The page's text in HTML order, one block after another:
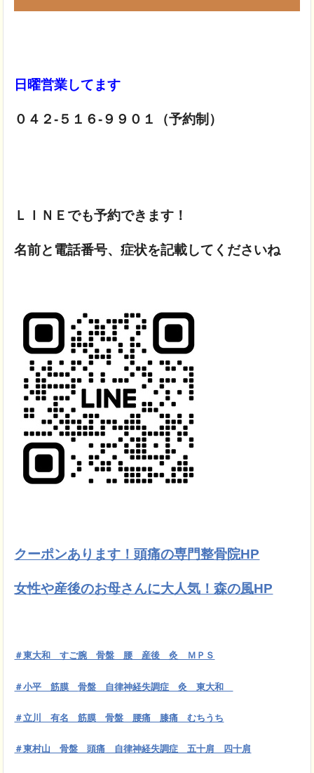
日曜営業してます
０４２-５１６-９９０１（予約制）
ＬＩＮＥでも予約できます！
名前と電話番号、症状を記載してくださいね
クーポンあります！頭痛の専門整骨院HP
女性や産後のお母さんに大人気！森の風HP
＃東大和 すご腕 骨盤 腰 産後 灸 ＭＰＳ
＃小平 筋膜骨盤 自律神経失調症 灸 東大和
＃立川 有名 筋膜 骨盤 腰痛 膝痛 むちうち
＃東村山 骨盤 頭痛 自律神経失調症 五十肩 四十肩